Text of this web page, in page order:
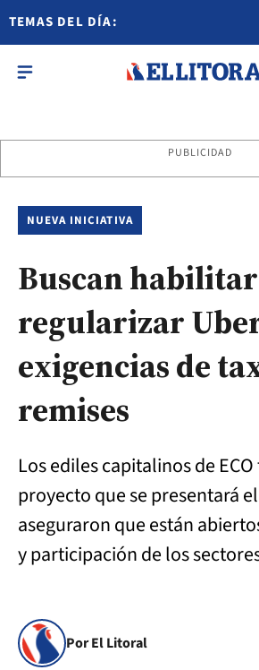
TEMAS DEL DÍA:
PUBLICIDAD
NUEVA INICIATIVA
Buscan
regularizar
exigencias de
remises
Los ediles capitalinos de
proyecto que se presentará
aseguraron que están
y participación de los
Por El Litoral